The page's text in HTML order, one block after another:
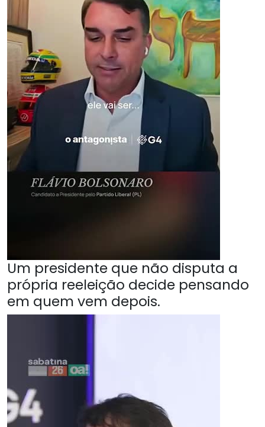
Um presidente que não disputa a
própria reeleição decide pensando
em quem vem depois.